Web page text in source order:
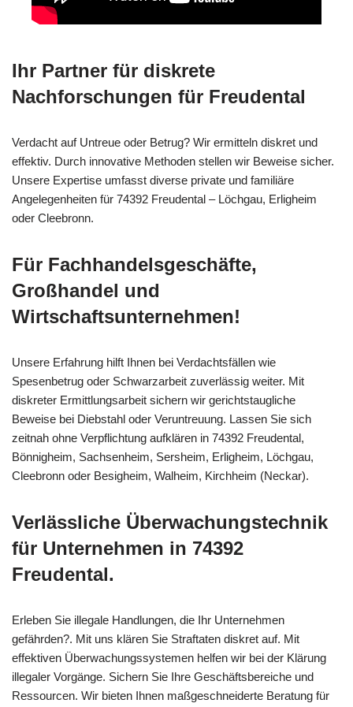
Ihr Partner für diskrete
Nachforschungen für Freudental
Verdacht auf Untreue oder Betrug? Wir ermitteln diskret und
effektiv. Durch innovative Methoden stellen wir Beweise sicher.
Unsere Expertise umfasst diverse private und familiäre
Angelegenheiten für 74392 Freudental – Löchgau, Erligheim
oder Cleebronn.
Für Fachhandelsgeschäfte,
Großhandel und
Wirtschaftsunternehmen!
Unsere Erfahrung hilft Ihnen bei Verdachtsfällen wie
Spesenbetrug oder Schwarzarbeit zuverlässig weiter. Mit
diskreter Ermittlungsarbeit sichern wir gerichtstaugliche
Beweise bei Diebstahl oder Veruntreuung. Lassen Sie sich
zeitnah ohne Verpflichtung aufklären in 74392 Freudental,
Bönnigheim, Sachsenheim, Sersheim, Erligheim, Löchgau,
Cleebronn oder Besigheim, Walheim, Kirchheim (Neckar).
Verlässliche Überwachungstechnik
für Unternehmen in 74392
Freudental.
Erleben Sie illegale Handlungen, die Ihr Unternehmen
gefährden?. Mit uns klären Sie Straftaten diskret auf. Mit
effektiven Überwachungssystemen helfen wir bei der Klärung
illegaler Vorgänge. Sichern Sie Ihre Geschäftsbereiche und
Ressourcen. Wir bieten Ihnen maßgeschneiderte Beratung für